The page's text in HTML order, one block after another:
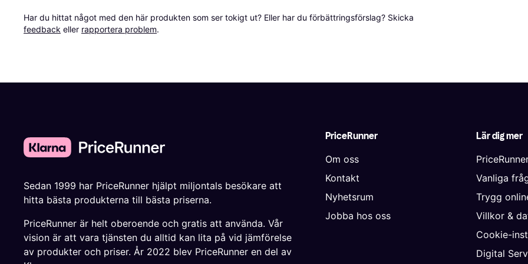
Har du hittat något med den här produkten som ser tokigt ut? Eller har du förbättringsförslag? Skicka
feedback eller rapportera problem.
PriceRunner
Om oss
Kontakt
Nyhetsrum
Jobba hos oss
Lär dig mer
Vanliga
Trygg
Villkor &
Cookie-
Digital
Sedan 1999 har PriceRunner hjälpt miljontals besökare att
hitta bästa produkterna till bästa priserna.
PriceRunner är helt oberoende och gratis att använda. Vår
vision är att vara tjänsten du alltid kan lita på vid jämförelse
av produkter och priser. År 2022 blev PriceRunner en del av